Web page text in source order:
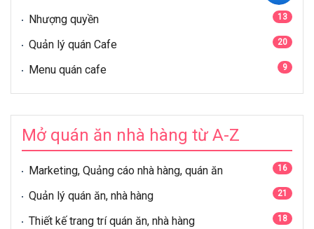
Nhượng quyền
13
Quản lý quán Cafe 20
Menu quán cafe 9
Mở quán ăn nhà hàng từ A-Z
Marketing, Quảng cáo nhà hàng, quán ăn 16
Quản lý quán ăn, nhà hàng 21
Thiết kế trang trí quán ăn, nhà hàng 18